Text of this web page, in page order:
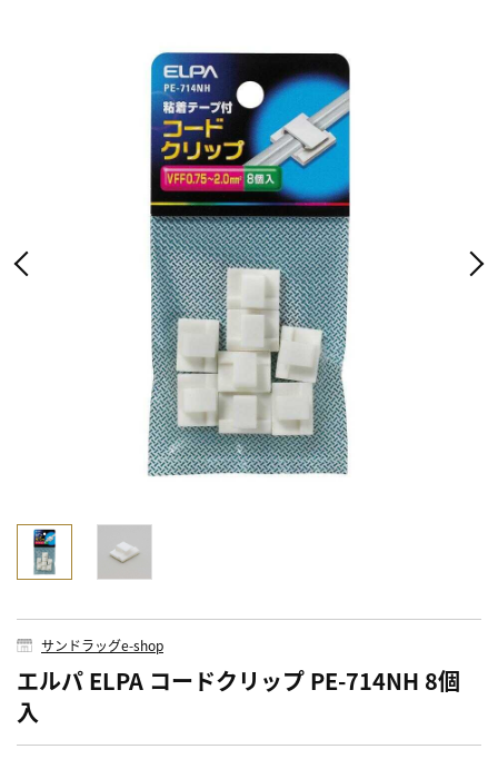
サンドラッグe-shop
エルパ ELPA コードクリップ PE-714NH 8個
入